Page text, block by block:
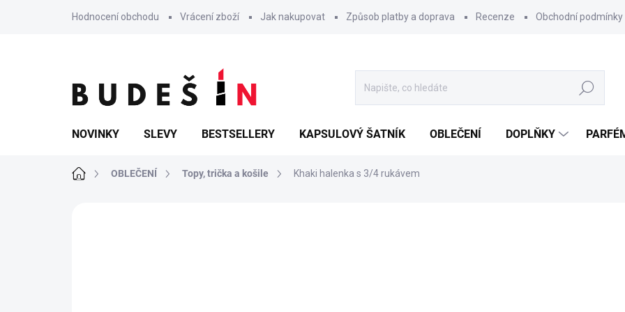
Hodnocení obchodu Vrácení zboží Jak nakupovat Způsob platby a doprava Recenze Obchodní podmínky
Hledat
NOVINKY SLEVY BESTSELLERY KAPSULOVÝ ŠATNÍK OBLEČENÍ DOPLŇKY
Domů OBLEČENÍ Topy, trička a košile Khaki halenka s 3/4 rukávem